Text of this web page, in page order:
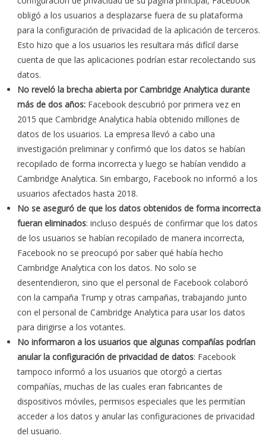
obligó a los usuarios a desplazarse fuera de su plataforma
para la configuración de privacidad de la aplicación de terceros.
Esto hizo que a los usuarios les resultara más difícil darse
cuenta de que las aplicaciones podrían estar recolectando sus
datos.
No reveló la brecha abierta por Cambridge Analytica durante
más de dos años: Facebook descubrió por primera vez en
2015 que Cambridge Analytica había obtenido millones de
datos de los usuarios. La empresa llevó a cabo una
investigación preliminar y confirmó que los datos se habían
recopilado de forma incorrecta y luego se habían vendido a
Cambridge Analytica. Sin embargo, Facebook no informó a los
usuarios afectados hasta 2018.
No se aseguró de que los datos obtenidos de forma incorrecta
fueran eliminados: incluso después de confirmar que los datos
de los usuarios se habían recopilado de manera incorrecta,
Facebook no se preocupó por saber qué había hecho
Cambridge Analytica con los datos. No solo se
desentendieron, sino que el personal de Facebook colaboró
con la campaña Trump y otras campañas, trabajando junto
con el personal de Cambridge Analytica para usar los datos
para dirigirse a los votantes.
No informaron a los usuarios que algunas compañías podrían
anular la configuración de privacidad de datos: Facebook
tampoco informó a los usuarios que otorgó a ciertas
compañías, muchas de las cuales eran fabricantes de
dispositivos móviles, permisos especiales que les permitían
acceder a los datos y anular las configuraciones de privacidad
del usuario.